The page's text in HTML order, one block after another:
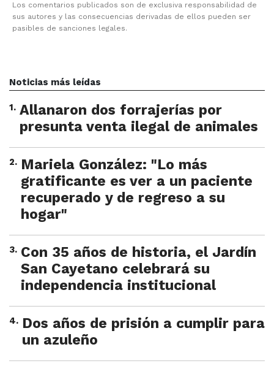
Los comentarios publicados son de exclusiva responsabilidad de
sus autores y las consecuencias derivadas de ellos pueden ser
pasibles de sanciones legales.
Noticias más leídas
1. Allanaron dos forrajerías por
presunta venta ilegal de animales
2. Mariela González: "Lo más
gratificante es ver a un paciente
recuperado y de regreso a su
hogar"
3. Con 35 años de historia, el Jardín
San Cayetano celebrará su
independencia institucional
4. Dos años de prisión a cumplir para
un azuleño